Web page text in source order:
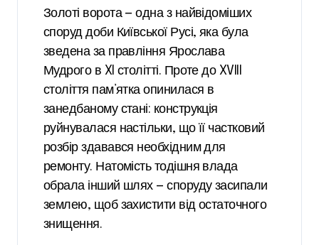
Золоті ворота — одна з найвідоміших
споруд доби Київської Русі, яка була
зведена за правління Ярослава
Мудрого в XI столітті. Проте до XVIII
століття пам’ятка опинилася в
занедбаному стані: конструкція
руйнувалася настільки, що її частковий
розбір здавався необхідним для
ремонту. Натомість тодішня влада
обрала інший шлях — споруду засипали
землею, щоб захистити від остаточного
знищення.